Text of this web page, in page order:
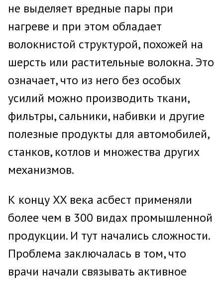
не выделяет вредные пары при
нагреве и при этом обладает
волокнистой структурой, похожей на
шерсть или растительные волокна. Это
означает, что из него без особых
усилий можно производить ткани,
фильтры, сальники, набивки и другие
полезные продукты для автомобилей,
станков, котлов и множества других
механизмов.
К концу XX века асбест применяли
более чем в 300 видах промышленной
продукции. И тут начались сложности.
Проблема заключалась в том, что
врачи начали связывать активное